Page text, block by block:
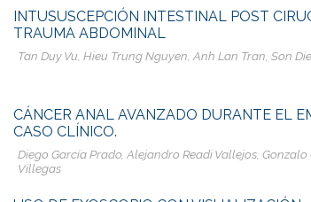
INTUSUSCEPCIÓN INTESTINAL POST
TRAUMA ABDOMINAL
Tan Duy Vu, Hieu Trung Nguyen, Anh Lan Tran, Son
CÁNCER ANAL AVANZADO DURANTE EL
CASO CLÍNICO.
Diego García Prado, Alejandro Readi Vallejos,
Villegas